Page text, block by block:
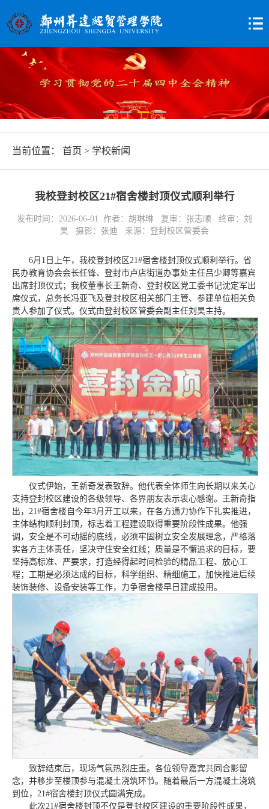
当前位置： 首页 > 学校新闻
我校登封校区21#宿舍楼封顶仪式顺利举行
发布时间：2026-06-01 作者：胡琳琳 复审：张志顺 终审：刘
昊 摄影：张迪 来源：登封校区管委会
6月1日上午，我校登封校区21#宿舍楼封顶仪式顺利举行。省
民办教育协会会长任锋、登封市卢店街道办事处主任吕少卿等嘉宾
出席封顶仪式；我校董事长王新奇、登封校区党工委书记沈定军出
席仪式，总务长冯亚飞及登封校区相关部门主管、参建单位相关负
责人参加了仪式。仪式由登封校区管委会副主任刘昊主持。
仪式伊始，王新奇发表致辞。他代表全体师生向长期以来关心
支持登封校区建设的各级领导、各界朋友表示衷心感谢。王新奇指
出，21#宿舍楼自今年3月开工以来，在各方通力协作下扎实推进，
主体结构顺利封顶，标志着工程建设取得重要阶段性成果。他强
调，安全是不可动摇的底线，必须牢固树立安全发展理念，严格落
实各方主体责任，坚决守住安全红线；质量是不懈追求的目标，要
坚持高标准、严要求，打造经得起时间检验的精品工程、放心工
程；工期是必须达成的目标，科学组织、精细施工，加快推进后续
装饰装修、设备安装等工作，力争宿舍楼早日建成投用。
致辞结束后，现场气氛热烈庄重。各位领导嘉宾共同合影留
念，并移步至楼顶参与混凝土浇筑环节。随着最后一方混凝土浇筑
到位，21#宿舍楼封顶仪式圆满完成。
此次21#宿舍楼封顶不仅是登封校区建设的重要阶段性成果，